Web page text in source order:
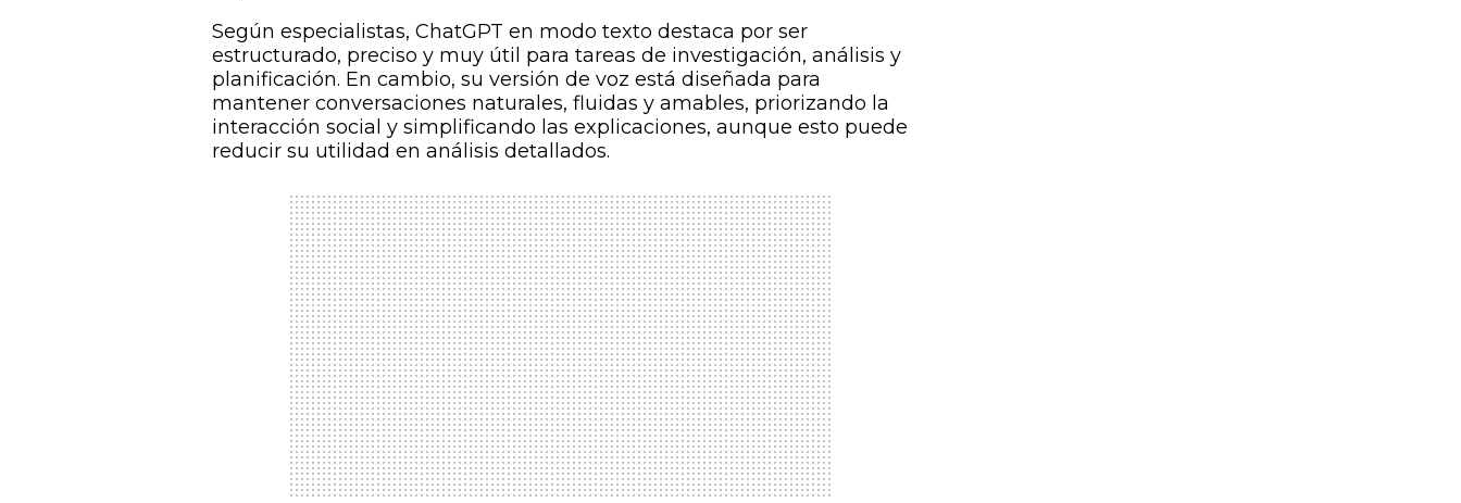
Según especialistas, ChatGPT en modo texto destaca por ser
estructurado, preciso y muy útil para tareas de investigación, análisis y
planificación. En cambio, su versión de voz está diseñada para
mantener conversaciones naturales, fluidas y amables, priorizando la
interacción social y simplificando las explicaciones, aunque esto puede
reducir su utilidad en análisis detallados.